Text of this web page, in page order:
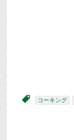
コーキング